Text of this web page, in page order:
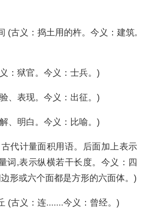
(古义：捣土用的杵。今义：建筑,
：狱官。今义：士兵。)
、表现。今义：出征。)
、明白。今义：比喻。)
代计量面积用语。后面加上表示
词,表示纵横若干长度。今义：四
形或六个面都是方形的六面体。)
(古义：连.......今义：曾经。)